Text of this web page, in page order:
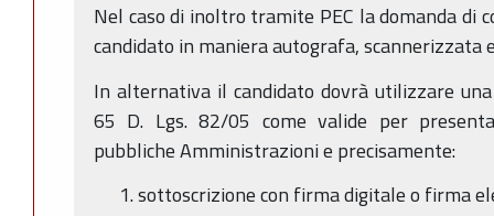
Nel caso di inoltro tramite PEC la domanda di
candidato in maniera autografa, scannerizzata
In alternativa il candidato dovrà utilizzare
65 D. Lgs. 82/05 come valide per
pubbliche Amministrazioni e precisamente:
sottoscrizione con firma digitale o firma